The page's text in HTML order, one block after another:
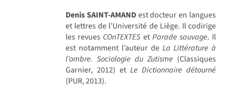
Denis SAINT-AMANDest docteur en langues
et lettres de l’Université de Liège. Il codirige
les revues COnTEXTES et Parade sauvage. Il
est notamment l’auteur deLa Littérature à
l’ombre. Sociologie du Zutisme (Classiques
Garnier, 2012) etLe Dictionnaire détourné
(PUR, 2013).